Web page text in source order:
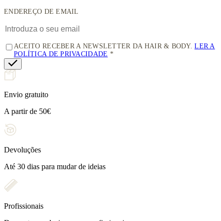
ENDEREÇO DE EMAIL
ACEITO RECEBER A NEWSLETTER DA HAIR & BODY.LER A
POLÍTICA DE PRIVACIDADE
Envio gratuito
A partir de 50€
Devoluções
Até 30 dias para mudar de ideias
Profissionais